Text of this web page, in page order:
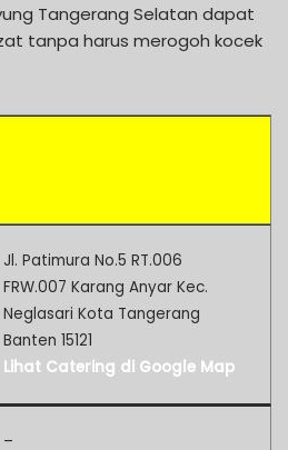
Tangerang Selatan dapat
tanpa harus merogoh kocek
Jl. Patimura No.5 RT.006
FRW.007 Karang Anyar Kec.
Neglasari Kota Tangerang
Banten 15121
Lihat Catering di Google Map
–